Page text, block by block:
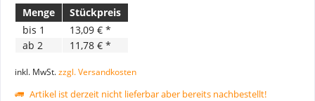
Menge
Stückpreis
bis 1
13,09 € *
ab 2 11,78 € *
inkl. MwSt.zzgl. Versandkosten
Artikel ist derzeit nicht lieferbar aber bereits nachbestellt!